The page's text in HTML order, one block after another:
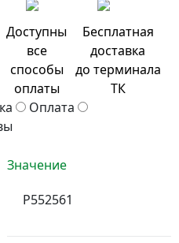
Доступны
все
способы
оплаты
Бесплатная
доставка
до терминала
ТК
Оплата
Значение
P552561